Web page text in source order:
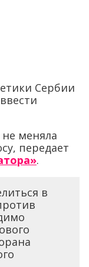
Сербии
меняла
передает
.
в